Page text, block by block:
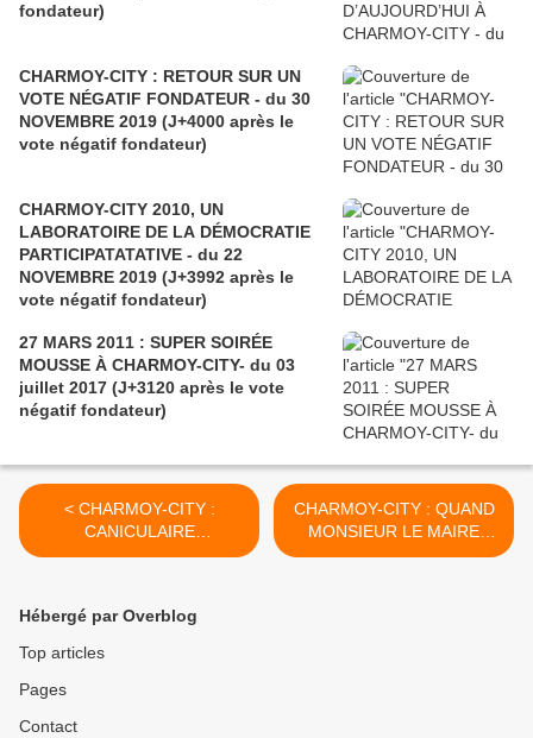
fondateur)
CHARMOY-CITY : RETOUR SUR UN
VOTE NÉGATIF FONDATEUR - du 30
NOVEMBRE 2019 (J+4000 après le
vote négatif fondateur)
CHARMOY-CITY 2010, UN
LABORATOIRE DE LA DÉMOCRATIE
PARTICIPATATATIVE - du 22
NOVEMBRE 2019 (J+3992 après le
vote négatif fondateur)
27 MARS 2011 : SUPER SOIRÉE
MOUSSE À CHARMOY-CITY- du 03
juillet 2017 (J+3120 après le vote
négatif fondateur)
< CHARMOY-CITY :
CANICULAIRE
ANNIVERSAIRE - du 27 juin
CHARMOY-CITY : QUAND
MONSIEUR LE MAIRE
S’ESCLAFFE (1) - du 1er
Hébergé par Overblog
Top articles
Pages
Contact